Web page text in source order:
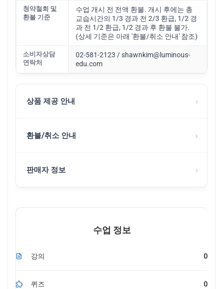
청약철회 및
환불 기준
수업 개시 전 전액 환불. 개시 후에는 총
교습시간의 1/3 경과 전 2/3 환급, 1/2 경
과 전 1/2 환급, 1/2 경과 후 환불 불가.
(상세 기준은 아래 '환불/취소 안내' 참조)
소비자상담
연락처
02-581-2123 / shawnkim@luminous-
edu.com
상품 제공 안내 ›
환불/취소 안내 ›
판매자 정보 ›
수업 정보
강의 0
퀴즈 0